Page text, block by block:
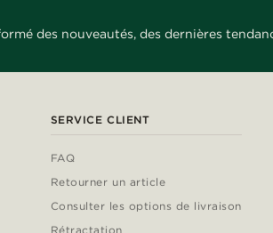
des nouveautés, des dernières
SERVICE CLIENT
FAQ
Retourner un article
Consulter les options de livraison
Rétractation